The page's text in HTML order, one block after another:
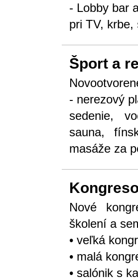
- Lobby bar
pri TV,
Šport a
- nerezový
sedenie,
sauna,
masáže za
Nové
školení a
• veľká
• malá
• salónik s